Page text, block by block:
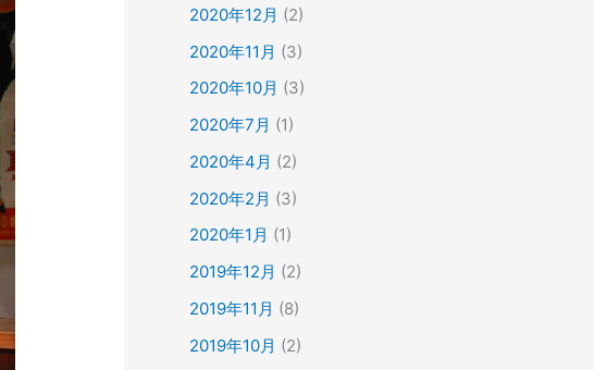
2020年12月 (2)
2020年11月 (3)
2020年10月 (3)
2020年7月 (1)
2020年4月 (2)
2020年2月 (3)
2020年1月 (1)
2019年12月 (2)
2019年11月 (8)
2019年10月 (2)